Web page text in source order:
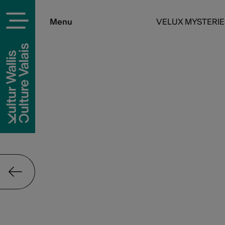
Menu VELUX